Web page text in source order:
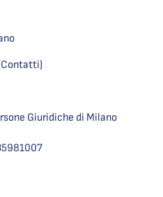
Giuridiche di Milano